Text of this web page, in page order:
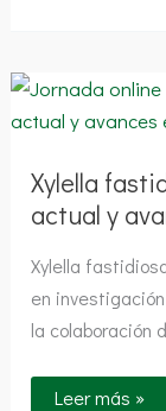
Xylella
actual y
Xylella
en
la colaboración
Xylella
fastidiosa
en
España:
actual
y
avances
en
Leer más »